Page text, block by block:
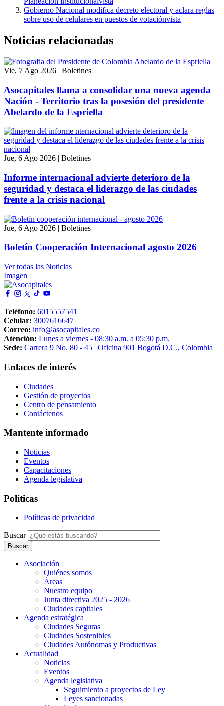
Gobierno Nacional modifica decreto electoral y aclara reglas
sobre uso de celulares en puestos de votaciónvista
Noticias relacionadas
Vie, 7 Ago 2026 | Boletines
Asocapitales llama a consolidar una nueva agenda
Nación - Territorio tras la posesión del presidente
Abelardo de la Espriella
Jue, 6 Ago 2026 | Boletines
Informe internacional advierte deterioro de la
seguridad y destaca el liderazgo de las ciudades
frente a la crisis nacional
Jue, 6 Ago 2026 | Boletines
Boletín Cooperación Internacional agosto 2026
Ver todas las Noticias
Imagen
Teléfono: 6015557541
Celular: 3007616647
Correo: info@asocapitales.co
Atención: Lunes a viernes - 08:30 a.m. a 05:30 p.m.
Sede: Carrera 9 No. 80 - 45 | Oficina 901 Bogotá D.C., Colombia
Enlaces de interés
Ciudades
Gestión de proyectos
Centro de pensamiento
Contáctenos
Mantente informado
Noticias
Eventos
Capacitaciones
Agenda legislativa
Políticas
Políticas de privacidad
Buscar
Asociación
Quiénes somos
Áreas
Nuestro equipo
Junta directiva 2025 - 2026
Ciudades capitales
Agenda estratégica
Ciudades Seguras
Ciudades Sostenibles
Ciudades Autónomas y Productivas
Actualidad
Noticias
Eventos
Agenda legislativa
Seguimiento a proyectos de Ley
Leyes sancionadas